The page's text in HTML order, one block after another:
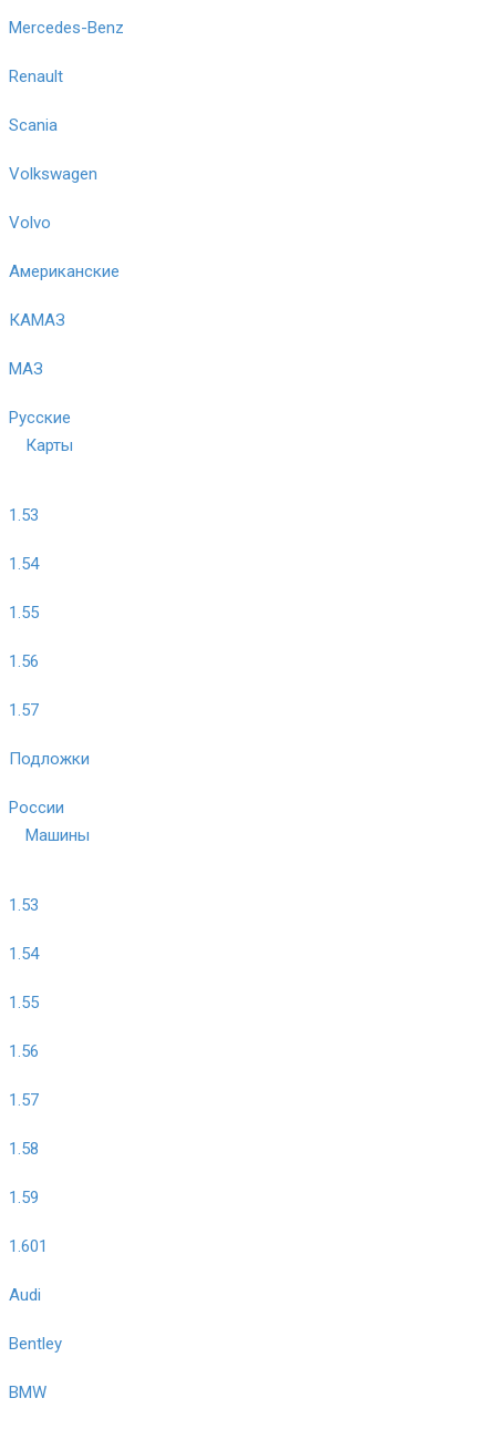
Mercedes-Benz
Renault
Scania
Volkswagen
Volvo
Американские
КАМАЗ
МАЗ
Русские
Карты
1.53
1.54
1.55
1.56
1.57
Подложки
России
Машины
1.53
1.54
1.55
1.56
1.57
1.58
1.59
1.601
Audi
Bentley
BMW